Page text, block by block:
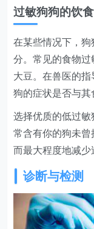
过敏狗狗的饮
在某些情况下，
分。常见的食物
大豆。在兽医的
狗的症状是否与其
选择优质的低过
常含有你的狗未
而最大程度地减少
诊断与检测